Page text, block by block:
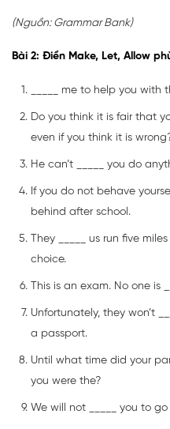
(Nguồn: Grammar Bank)
Bài 2: Điền Make, Let, Allow
_____ me to help you
Do you think it is fair that
even if you think it is
He can’t _____ you do
If you do not behave
behind after school.
They _____ us run five
choice.
This is an exam. No one is
Unfortunately, they won’t
a passport.
Until what time did your
you were the?
We will not _____ you to